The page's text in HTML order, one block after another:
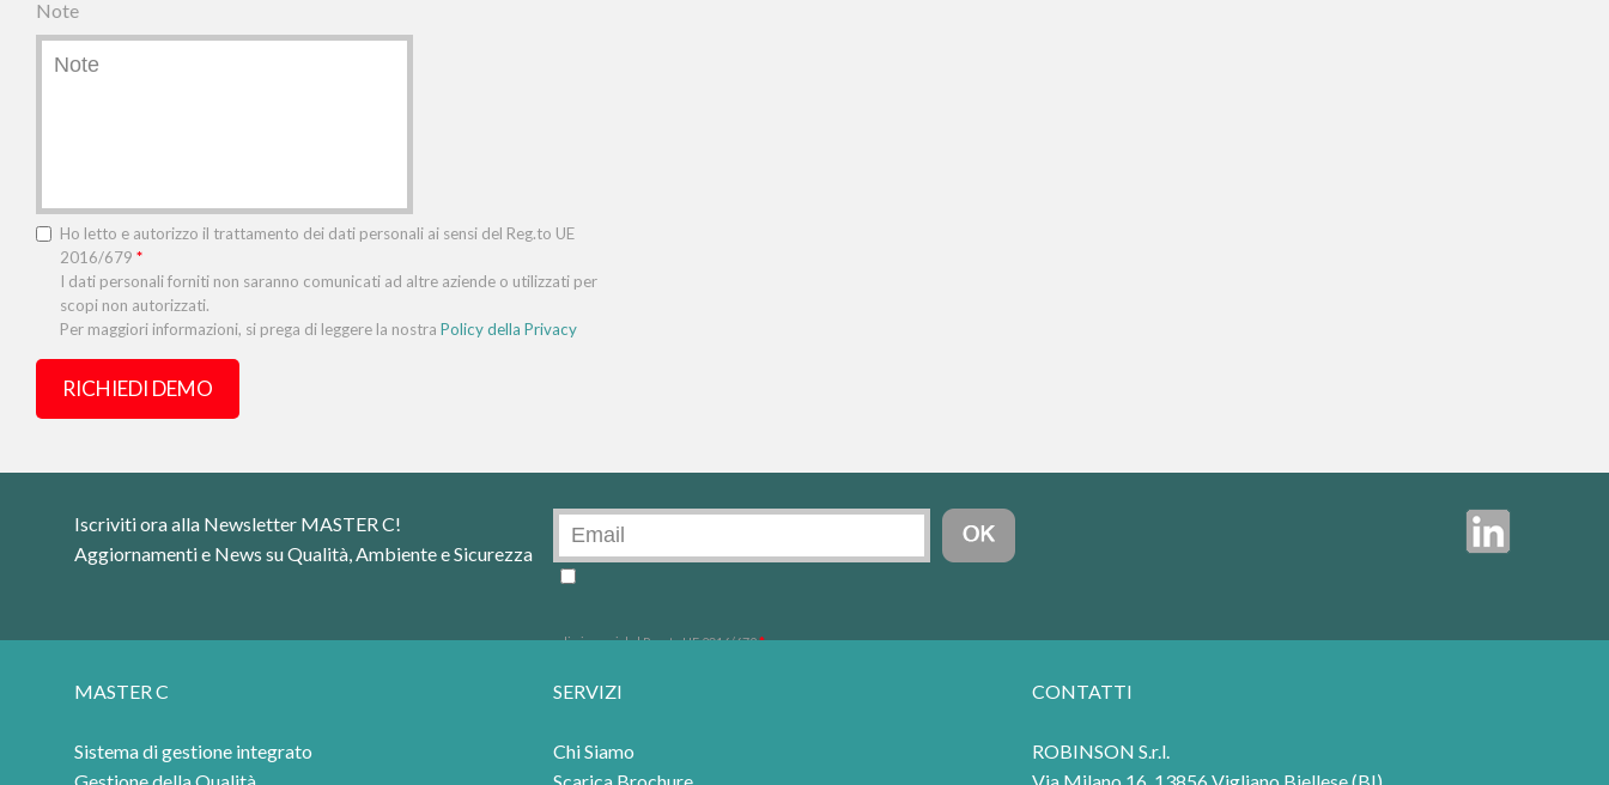
Iscriviti ora alla Newsletter MASTER C!
Aggiornamenti e News su Qualità, Ambiente e Sicurezza
MASTER C
Sistema di gestione integrato
SERVIZI
Chi Siamo
CONTATTI
ROBINSON S.r.l.